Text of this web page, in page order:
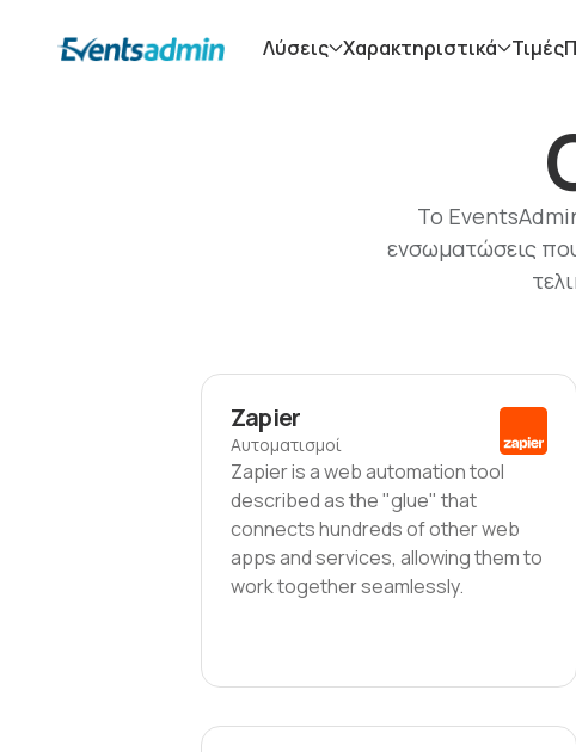
Λύσεις Χαρακτηριστικά Τιμές
Το
ενσωματώσεις
Zapier
Αυτοματισμοί
Zapier is a web automation tool
described as the "glue" that
connects hundreds of other web
apps and services, allowing them to
work together seamlessly.